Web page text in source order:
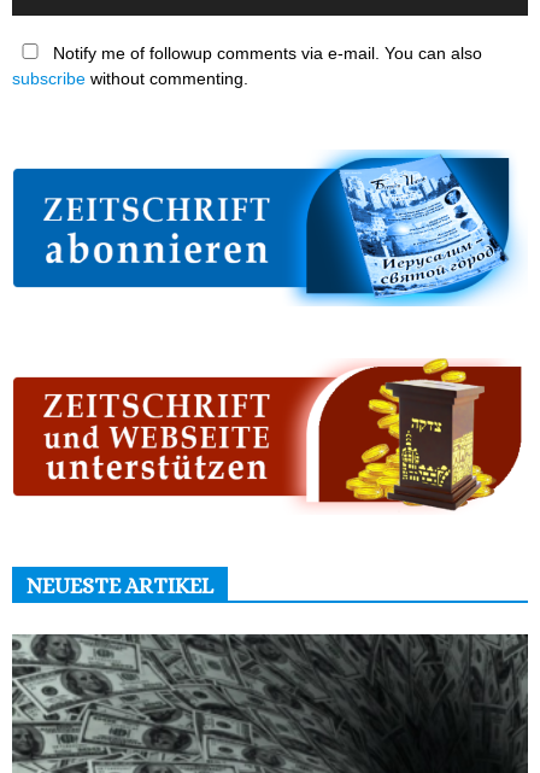
Notify me of followup comments via e-mail. You can also
subscribe without commenting.
NEUESTE ARTIKEL